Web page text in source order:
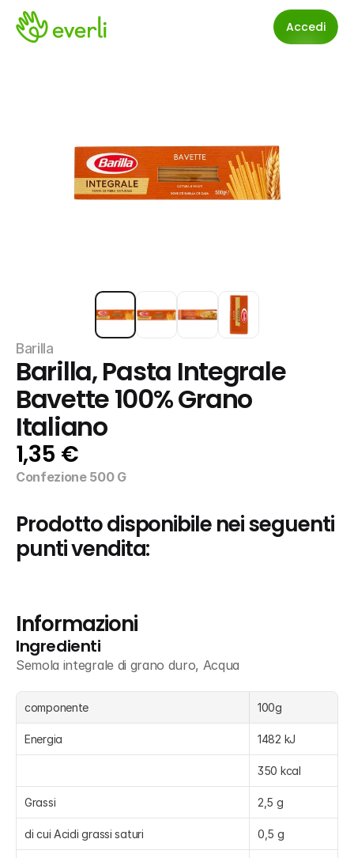
Accedi
Barilla
Barilla, Pasta Integrale
Bavette 100% Grano
Italiano
1,35 €
Confezione 500 G
Prodotto disponibile nei seguenti
punti vendita:
Informazioni
Ingredienti
Semola integrale di grano duro, Acqua
componente 100g
Energia 1482 kJ
350 kcal
Grassi 2,5 g
di cui Acidi grassi saturi 0,5 g